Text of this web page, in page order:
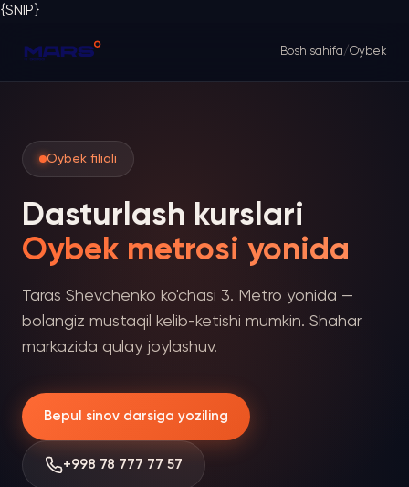
{SNIP}
Bosh sahifa/Oybek
Oybek filiali
Dasturlash kurslari
Oybek metrosi yonida
Taras Shevchenko ko'chasi 3. Metro yonida —
bolangiz mustaqil kelib-ketishi mumkin. Shahar
markazida qulay joylashuv.
Bepul sinov darsiga yoziling
+998 78 777 77 57